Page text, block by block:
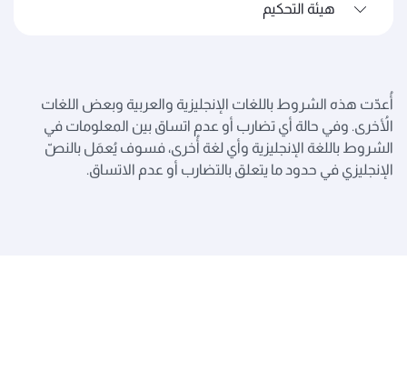
هيئة التحكيم
أُعدّت هذه الشروط باللغات الإنجليزية والعربية وبعض اللغات
الأُخرى. وفي حالة أي تضارب أو عدم اتساق بين المعلومات في
الشروط باللغة الإنجليزية وأي لغة أُخرى، فسوف يُعمَل بالنصّ
الإنجليزي في حدود ما يتعلق بالتضارب أو عدم الاتساق.